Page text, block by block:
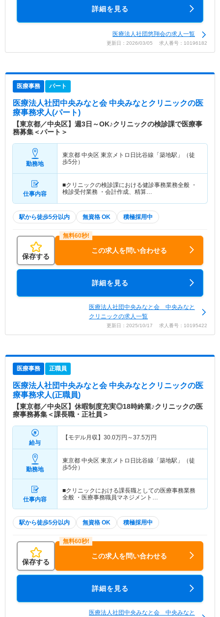
詳細を見る
医療法人社団悠翔会の求人一覧
更新日：2026/03/05 求人番号：10196182
医療事務 パート
医療法人社団中央みなと会 中央みなとクリニックの医
療事務求人(パート)
【東京都／中央区】週3日～OK♪クリニックの検診課で医療事
務募集＜パート＞
勤務地
東京都 中央区 東京メトロ日比谷線「築地駅」（徒
歩5分）
仕事内容
■クリニックの検診課における健診事務業務全般 ・
検診受付業務 ・会計作成、精算…
駅から徒歩5分以内 無資格 OK 積極採用中
保存する
この求人を問い合わせる
詳細を見る
医療法人社団中央みなと会 中央みなと
クリニックの求人一覧
更新日：2025/10/17 求人番号：10195422
医療事務 正職員
医療法人社団中央みなと会 中央みなとクリニックの医
療事務求人(正職員)
【東京都／中央区】休暇制度充実◎18時終業♪クリニックの医
療事務募集＜課長職・正社員＞
給与
【モデル月収】 30.0万円～37.5万円
勤務地
東京都 中央区 東京メトロ日比谷線「築地駅」（徒
歩5分）
仕事内容
■クリニックにおける課長職としての医療事務業務
全般 ・医療事務職員マネジメント…
駅から徒歩5分以内 無資格 OK 積極採用中
保存する
この求人を問い合わせる
詳細を見る
医療法人社団中央みなと会 中央みなと